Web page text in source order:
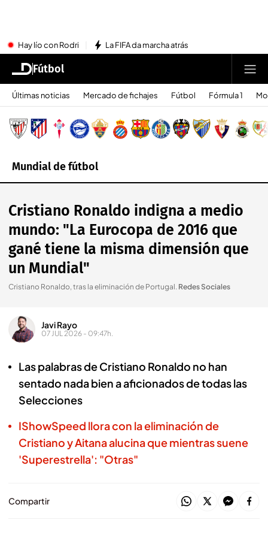
Hay lío con Rodri La FIFA da marcha atrás
Fútbol
Últimas noticias Mercado de fichajes Fútbol Fórmula 1
Mundial de fútbol
Cristiano Ronaldo indigna a medio
mundo: "La Eurocopa de 2016 que
gané tiene la misma dimensión que
un Mundial"
Cristiano Ronaldo, tras la eliminación de Portugal. Redes Sociales
Javi Rayo
07 JUL 2026 - 09:47h.
Las palabras de Cristiano Ronaldo no han
sentado nada bien a aficionados de todas las
Selecciones
IShowSpeed llora con la eliminación de
Cristiano y Aitana alucina que mientras suene
'Superestrella': "Otras"
Compartir